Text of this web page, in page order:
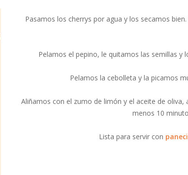
Pasamos los cherrys por agua y los secamos
Pelamos el pepino, le quitamos las semillas
Pelamos la cebolleta y la picamos
Aliñamos con el zumo de limón y el aceite de
menos 10
Lista para servir con